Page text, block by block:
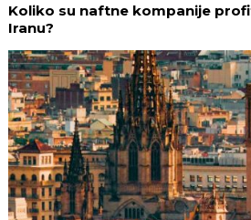
Koliko su naftne kompanije
Iranu?